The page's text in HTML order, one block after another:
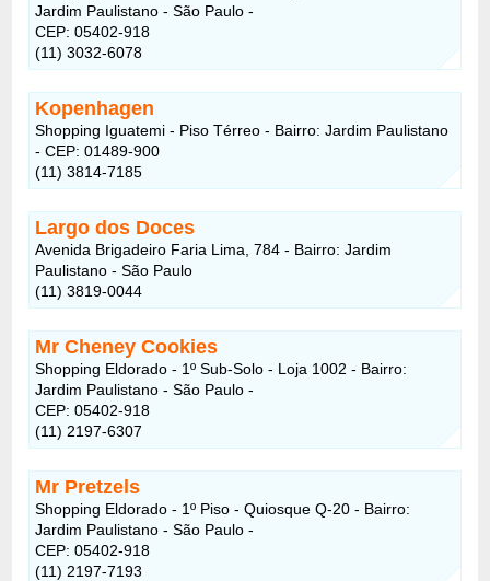
Jardim Paulistano - São Paulo -
CEP: 05402-918
(11) 3032-6078
Kopenhagen
Shopping Iguatemi - Piso Térreo - Bairro: Jardim Paulistano
- CEP: 01489-900
(11) 3814-7185
Largo dos Doces
Avenida Brigadeiro Faria Lima, 784 - Bairro: Jardim
Paulistano - São Paulo
(11) 3819-0044
Mr Cheney Cookies
Shopping Eldorado - 1º Sub-Solo - Loja 1002 - Bairro:
Jardim Paulistano - São Paulo -
CEP: 05402-918
(11) 2197-6307
Mr Pretzels
Shopping Eldorado - 1º Piso - Quiosque Q-20 - Bairro:
Jardim Paulistano - São Paulo -
CEP: 05402-918
(11) 2197-7193